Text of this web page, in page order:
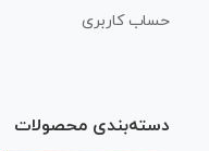
حساب کاربری
دسته‌بندی محصولات